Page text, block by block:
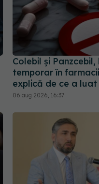
Colebil și
temporar în
explică de ce a luat
06 aug 2026, 16:37